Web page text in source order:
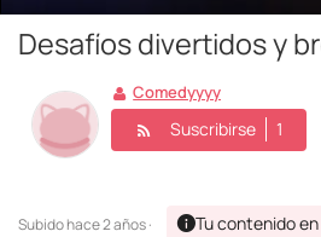
Desafíos divertidos y
Comedyyyy
Suscribirse 1
Subidohace 2 años · Tu contenido